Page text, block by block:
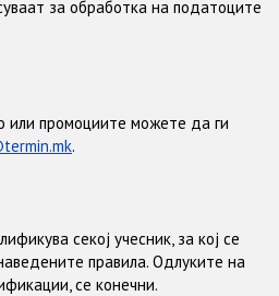
за обработка на податоците
или промоциите можете да ги
.
секој учесник, за кој се
правила. Одлуките на
се конечни.